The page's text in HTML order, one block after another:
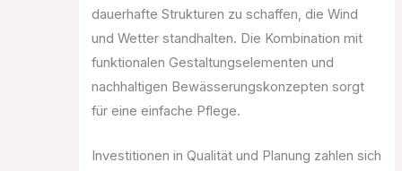
dauerhafte Strukturen zu schaffen, die Wind
und Wetter standhalten. Die Kombination mit
funktionalen Gestaltungselementen und
nachhaltigen Bewässerungskonzepten sorgt
für eine einfache Pflege.
Investitionen in Qualität und Planung zahlen sich